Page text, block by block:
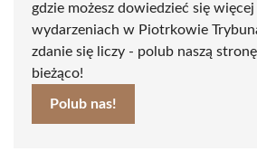
gdzie możesz dowiedzieć się
wydarzeniach w Piotrkowie
zdanie się liczy - polub naszą
bieżąco!
Polub nas!